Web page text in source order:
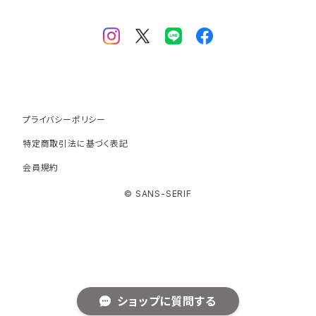
ショップに質問する
プライバシーポリシー
特定商取引法に基づく表記
会員規約
© SANS-SERIF